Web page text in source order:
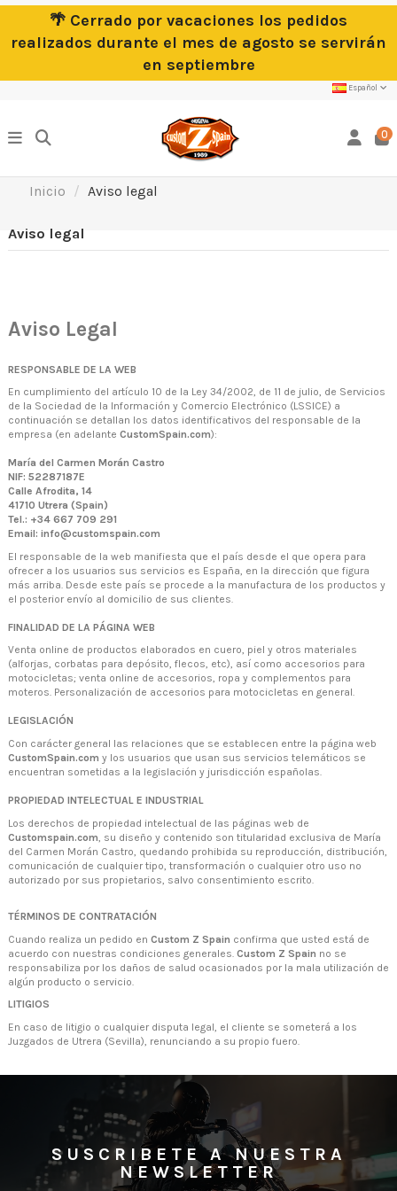
🌴 Cerrado por vacaciones los pedidos
realizados durante el mes de agosto se servirán
en septiembre
Español
0
Inicio Aviso legal
Aviso legal
Aviso Legal
RESPONSABLE DE LA WEB
En cumplimiento del artículo 10 de la Ley 34/2002, de 11 de julio, de Servicios
de la Sociedad de la Información y Comercio Electrónico (LSSICE) a
continuación se detallan los datos identificativos del responsable de la
empresa (en adelante CustomSpain.com):
María del Carmen Morán Castro
NIF: 52287187E
Calle Afrodita, 14
41710 Utrera (Spain)
Tel.: +34 667 709 291
Email: info@customspain.com
El responsable de la web manifiesta que el país desde el que opera para
ofrecer a los usuarios sus servicios es España, en la dirección que figura
más arriba. Desde este país se procede a la manufactura de los productos y
el posterior envío al domicilio de sus clientes.
FINALIDAD DE LA PÁGINA WEB
Venta online de productos elaborados en cuero, piel y otros materiales
(alforjas, corbatas para depósito, flecos, etc), así como accesorios para
motocicletas; venta online de accesorios, ropa y complementos para
moteros. Personalización de accesorios para motocicletas en general.
LEGISLACIÓN
Con carácter general las relaciones que se establecen entre la página web
CustomSpain.com y los usuarios que usan sus servicios telemáticos se
encuentran sometidas a la legislación y jurisdicción españolas.
PROPIEDAD INTELECTUAL E INDUSTRIAL
Los derechos de propiedad intelectual de las páginas web de
Customspain.com , su diseño y contenido son titularidad exclusiva de María
del Carmen Morán Castro, quedando prohibida su reproducción, distribución,
comunicación de cualquier tipo, transformación o cualquier otro uso no
autorizado por sus propietarios, salvo consentimiento escrito.
TÉRMINOS DE CONTRATACIÓN
Cuando realiza un pedido en Custom Z Spain confirma que usted está de
acuerdo con nuestras condiciones generales. Custom Z Spain no se
responsabiliza por los daños de salud ocasionados por la mala utilización de
algún producto o servicio.
LITIGIOS
En caso de litigio o cualquier disputa legal, el cliente se someterá a los
Juzgados de Utrera (Sevilla), renunciando a su propio fuero.
SUSCRIBETE A NUESTRA
NEWSLETTER